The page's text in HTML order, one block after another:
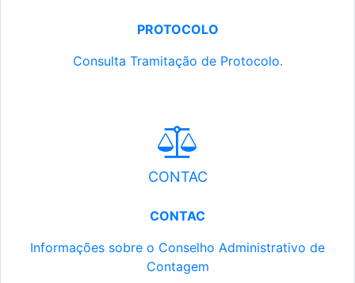
PROTOCOLO
Consulta Tramitação de Protocolo.
CONTAC
CONTAC
Informações sobre o Conselho Administrativo de
Contagem